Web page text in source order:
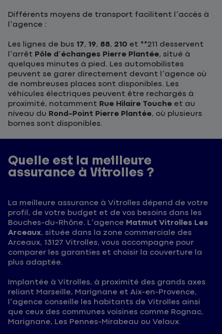
Différents moyens de transport facilitent l’accès à
l’agence :
Les lignes de bus 17, 19, 88, 210 et **211 desservent
l’arrêt Pôle d’échanges Pierre Plantée, situé à
quelques minutes à pied. Les automobilistes
peuvent se garer directement devant l’agence où
de nombreuses places sont disponibles. Les
véhicules électriques peuvent être rechargés à
proximité, notamment Rue Hilaire Touche et au
niveau du Rond-Point Pierre Plantée, où plusieurs
bornes sont disponibles.
Quelle est la meilleure
assurance à Vitrolles ?
La meilleure assurance à Vitrolles dépend de votre
profil, de votre budget et de vos besoins dans les
Bouches-du-Rhône. L’agence Matmut Vitrolles Les
Arceaux, située dans la zone commerciale des
Arceaux, 13127 Vitrolles, vous accompagne pour
comparer les garanties et choisir la couverture la
plus adaptée.
Implantée à Vitrolles, à proximité des grands axes
reliant Marseille, Marignane et Aix-en-Provence,
l’agence conseille les habitants de Vitrolles ainsi
que ceux des communes voisines comme Rognac,
Marignane, Les Pennes-Mirabeau ou Velaux.